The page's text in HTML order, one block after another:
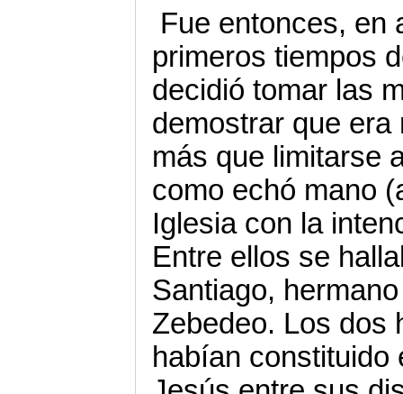
Fue entonces, en
primeros tiempos
decidió tomar las
demostrar que
más que limitarse
como echó mano
Iglesia con la
Entre ellos se
Santiago,
Zebedeo. Los dos
habían